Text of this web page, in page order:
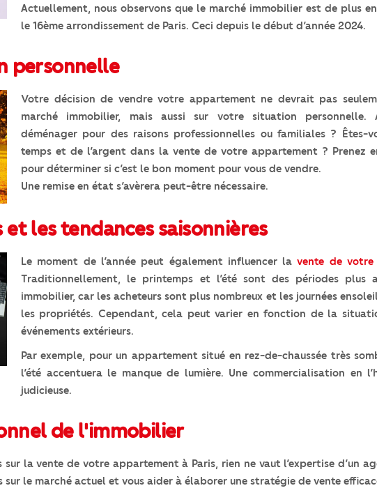
Actuellement, nous observons que le marché immobilier est de plus
le 16ème arrondissement de Paris. Ceci depuis le début d’année 2024.
personnelle
Votre décision de vendre votre appartement ne devrait pas
marché immobilier, mais aussi sur votre situation personnelle.
déménager pour des raisons professionnelles ou familiales ? Êtes-
temps et de l’argent dans la vente de votre appartement ? Prenez
pour déterminer si c’est le bon moment pour vous de vendre.
Une remise en état s’avèrera peut-être nécessaire.
et les tendances saisonnières
Le moment de l’année peut également influencer lavente de
Traditionnellement, le printemps et l’été sont des périodes plus
immobilier, car les acheteurs sont plus nombreux et les journées
les propriétés. Cependant, cela peut varier en fonction de la
événements extérieurs.
Par exemple, pour un appartement situé en rez-de-chaussée très
l’été accentuera le manque de lumière. Une commercialisation en
judicieuse.
de l'immobilier
sur la vente de votre appartement à Paris, rien ne vaut l’expertise
le marché actuel et vous aider à élaborer une stratégie de vente